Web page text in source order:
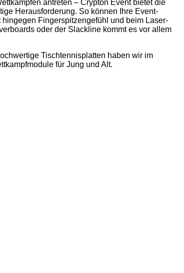
antreten – Crypton Event bietet die
Herausforderung. So können Ihre Event-
Fingerspitzengefühl und beim Laser-
oder der Slackline kommt es vor allem
Tischtennisplatten haben wir im
für Jung und Alt.